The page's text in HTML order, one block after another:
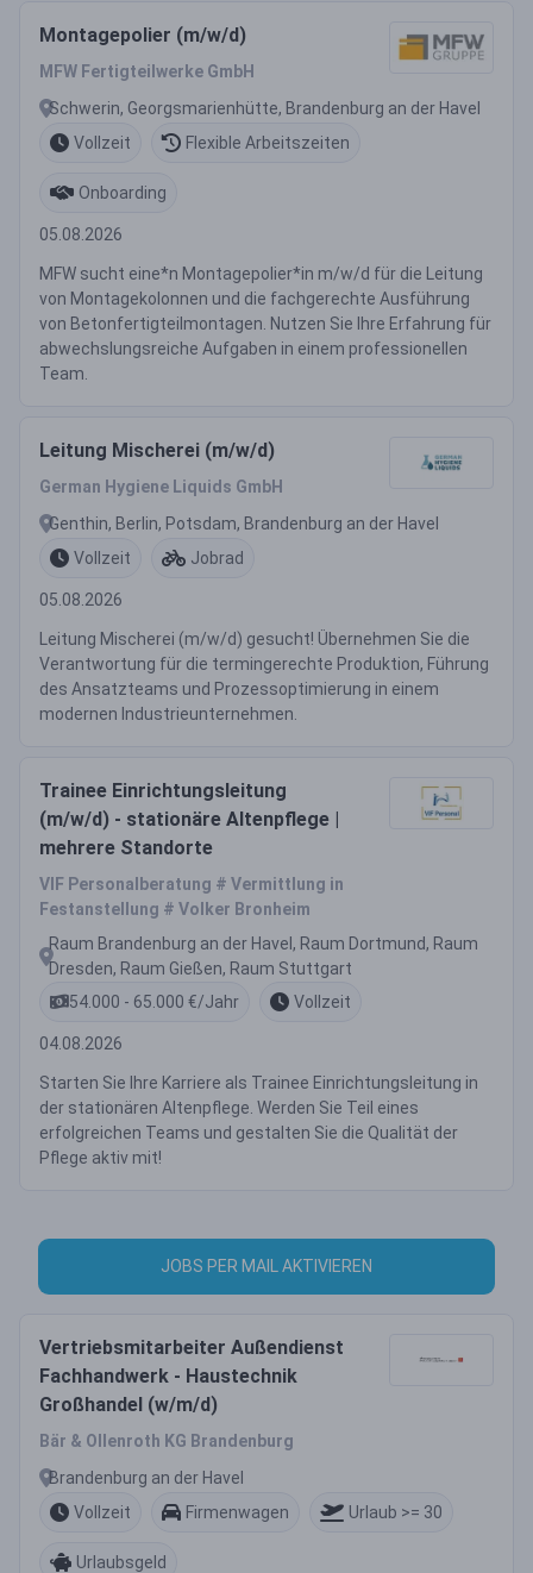
Montagepolier (m/w/d)
MFW Fertigteilwerke GmbH
Schwerin, Georgsmarienhütte, Brandenburg an der Havel
Vollzeit
Flexible Arbeitszeiten
Onboarding
05.08.2026
MFW sucht eine*n Montagepolier*in m/w/d für die Leitung
von Montagekolonnen und die fachgerechte Ausführung
von Betonfertigteilmontagen. Nutzen Sie Ihre Erfahrung für
abwechslungsreiche Aufgaben in einem professionellen
Team.
Leitung Mischerei (m/w/d)
German Hygiene Liquids GmbH
Genthin, Berlin, Potsdam, Brandenburg an der Havel
Vollzeit
Jobrad
05.08.2026
Leitung Mischerei (m/w/d) gesucht! Übernehmen Sie die
Verantwortung für die termingerechte Produktion, Führung
des Ansatzteams und Prozessoptimierung in einem
modernen Industrieunternehmen.
Trainee Einrichtungsleitung
(m/w/d) - stationäre Altenpflege |
mehrere Standorte
VIF Personalberatung # Vermittlung in
Festanstellung # Volker Bronheim
Raum Brandenburg an der Havel, Raum Dortmund, Raum
Dresden, Raum Gießen, Raum Stuttgart
54.000 - 65.000 €/Jahr
Vollzeit
04.08.2026
Starten Sie Ihre Karriere als Trainee Einrichtungsleitung in
der stationären Altenpflege. Werden Sie Teil eines
erfolgreichen Teams und gestalten Sie die Qualität der
Pflege aktiv mit!
JOBS PER MAIL AKTIVIEREN
Vertriebsmitarbeiter Außendienst
Fachhandwerk - Haustechnik
Großhandel (w/m/d)
Bär & Ollenroth KG Brandenburg
Brandenburg an der Havel
Vollzeit
Firmenwagen Urlaub >= 30
Urlaubsgeld